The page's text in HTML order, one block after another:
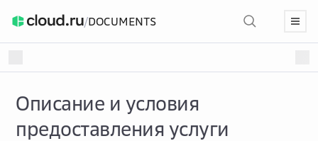
/DOCUMENTS
Описание и условия
предоставления услуги